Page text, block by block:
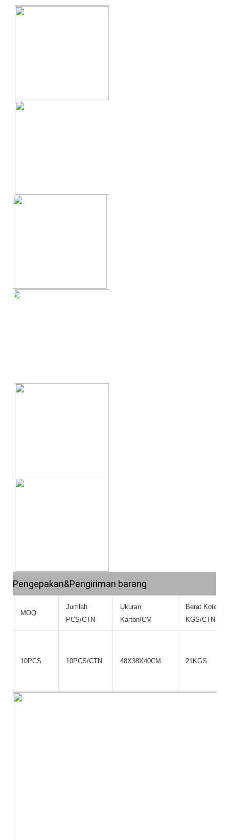
Pengepakan&Pengiriman barang
MOQ
Jumlah
PCS/CTN
Ukuran
Karton/CM
Berat Kotor
KGS/CTN
10PCS 10PCS/CTN 48X38X40CM 21KGS